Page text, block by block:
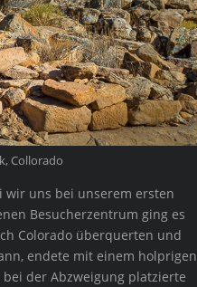
Collorado
wir uns bei unserem ersten
Besucherzentrum ging es
Colorado überquerten und
endete mit einem holprigen
der Abzweigung platzierte